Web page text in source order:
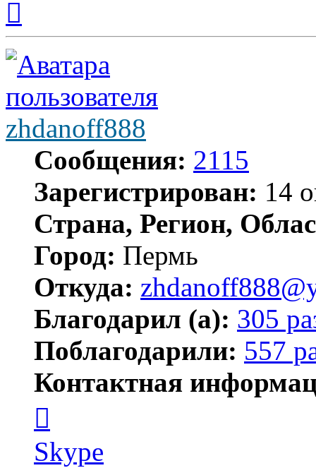
началу
zhdanoff888
Сообщения: 2115
Зарегистрирован: 14
Страна, Регион,
Город: Пермь
Откуда:
Благодарил (а): 305
Поблагодарили: 557
Контактная
пользователя
zhdanoff888
Skype